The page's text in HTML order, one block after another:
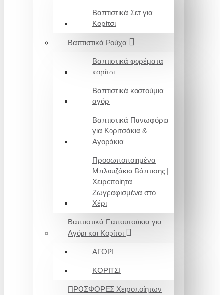
Βαπτιστικά Σετ για
Κορίτσι
Βαπτιστικά Ρούχα
Βαπτιστικά φορέματα
κορίτσι
Βαπτιστικά κοστούμια
αγόρι
Βαπτιστικά Πανωφόρια
για Κοριτσάκια &
Αγοράκια
Προσωποποιημένα
Μπλουζάκια Βάπτισης |
Χειροποίητα
Ζωγραφισμένα στο
Χέρι
Βαπτιστικά Παπουτσάκια για
Αγόρι και Κορίτσι
ΑΓΟΡΙ
ΚΟΡΙΤΣΙ
ΠΡΟΣΦΟΡΕΣ Χειροποίητων